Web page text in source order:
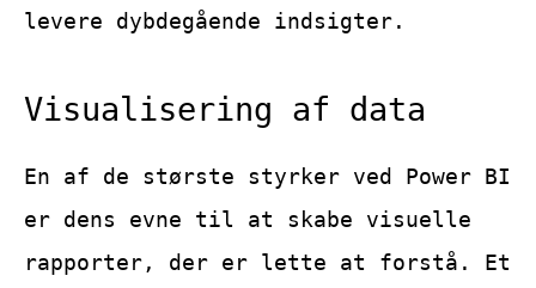
levere dybdegående indsigter.
Visualisering af data
En af de største styrker ved Power BI
er dens evne til at skabe visuelle
rapporter, der er lette at forstå. Et